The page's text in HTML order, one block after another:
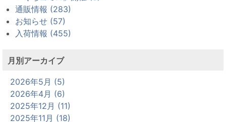
通販情報 (283)
お知らせ (57)
入荷情報 (455)
月別アーカイブ
2026年5月 (5)
2026年4月 (6)
2025年12月 (11)
2025年11月 (18)